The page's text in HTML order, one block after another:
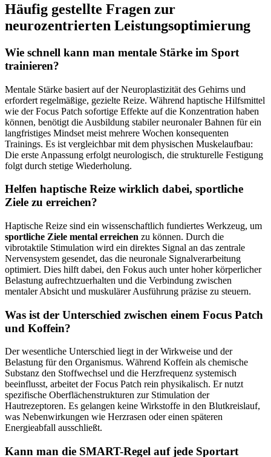
Häufig gestellte Fragen zur
neurozentrierten Leistungsoptimierung
Wie schnell kann man mentale Stärke im Sport
trainieren?
Mentale Stärke basiert auf der Neuroplastizität des Gehirns und
erfordert regelmäßige, gezielte Reize. Während haptische Hilfsmittel
wie der Focus Patch sofortige Effekte auf die Konzentration haben
können, benötigt die Ausbildung stabiler neuronaler Bahnen für ein
langfristiges Mindset meist mehrere Wochen konsequenten
Trainings. Es ist vergleichbar mit dem physischen Muskelaufbau:
Die erste Anpassung erfolgt neurologisch, die strukturelle Festigung
folgt durch stetige Wiederholung.
Helfen haptische Reize wirklich dabei, sportliche
Ziele zu erreichen?
Haptische Reize sind ein wissenschaftlich fundiertes Werkzeug, um
sportliche Ziele mental erreichen zu können. Durch die
vibrotaktile Stimulation wird ein direktes Signal an das zentrale
Nervensystem gesendet, das die neuronale Signalverarbeitung
optimiert. Dies hilft dabei, den Fokus auch unter hoher körperlicher
Belastung aufrechtzuerhalten und die Verbindung zwischen
mentaler Absicht und muskulärer Ausführung präzise zu steuern.
Was ist der Unterschied zwischen einem Focus Patch
und Koffein?
Der wesentliche Unterschied liegt in der Wirkweise und der
Belastung für den Organismus. Während Koffein als chemische
Substanz den Stoffwechsel und die Herzfrequenz systemisch
beeinflusst, arbeitet der Focus Patch rein physikalisch. Er nutzt
spezifische Oberflächenstrukturen zur Stimulation der
Hautrezeptoren. Es gelangen keine Wirkstoffe in den Blutkreislauf,
was Nebenwirkungen wie Herzrasen oder einen späteren
Energieabfall ausschließt.
Kann man die SMART-Regel auf jede Sportart